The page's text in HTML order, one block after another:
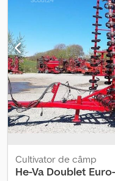
Cultivator de câmp
He-Va Doublet